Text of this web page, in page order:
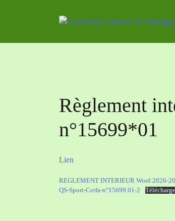
Règlement
n°15699*01
Lien
REGLEMENT INTERIEUR Word 2026-
QS-Sport-Cerfa-n°15699.01-2